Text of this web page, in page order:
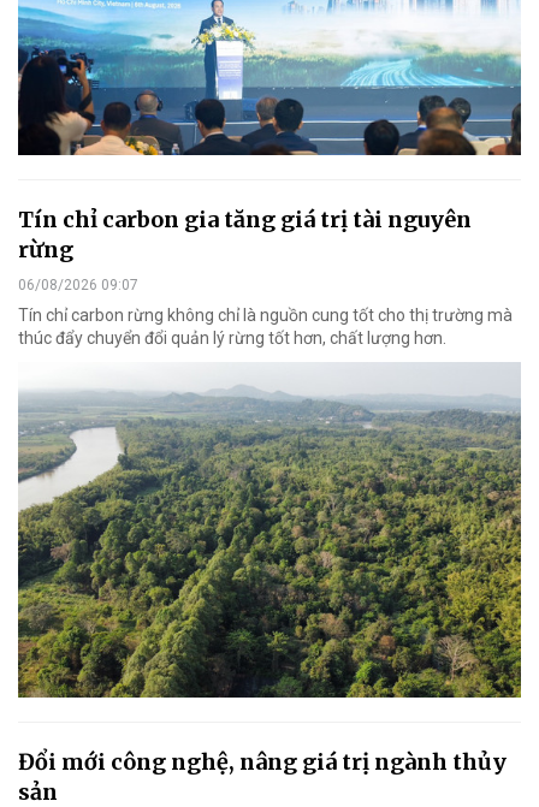
Tín chỉ carbon gia tăng giá trị tài nguyên
rừng
06/08/2026 09:07
Tín chỉ carbon rừng không chỉ là nguồn cung tốt cho thị trường mà
thúc đẩy chuyển đổi quản lý rừng tốt hơn, chất lượng hơn.
Đổi mới công nghệ, nâng giá trị ngành thủy
sản